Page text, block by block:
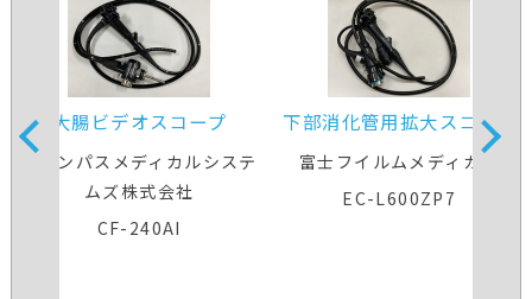
大腸ビデオスコープ
オリンパスメディカルシステ
ムズ株式会社
CF-240AI
下部消化管用拡大スコープ
富士フイルムメディカル
EC-L600ZP7